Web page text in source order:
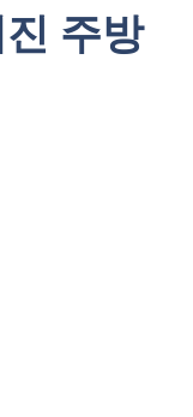
주방